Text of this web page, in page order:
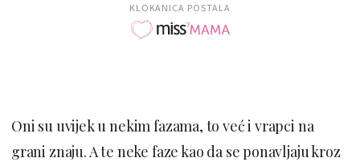
KLOKANICA POSTALA
Oni su uvijek u nekim fazama, to već i vrapci na
grani znaju. A te neke faze kao da se ponavljaju kroz